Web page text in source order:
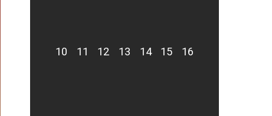
10 11 12 13 14 15 16